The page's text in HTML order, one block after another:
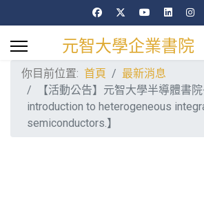
元智大學企業書院
你目前位置: 首頁
最新消息
【活動公告】元智大學半導體書
introduction to heterogeneous
semiconductors.】